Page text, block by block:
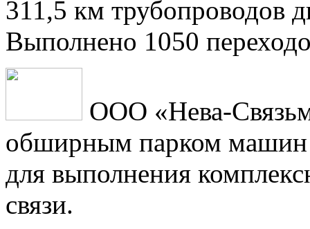
311,5 км трубопроводов
Выполнено 1050
ООО «Нева-
обширным парком машин
для выполнения
связи.